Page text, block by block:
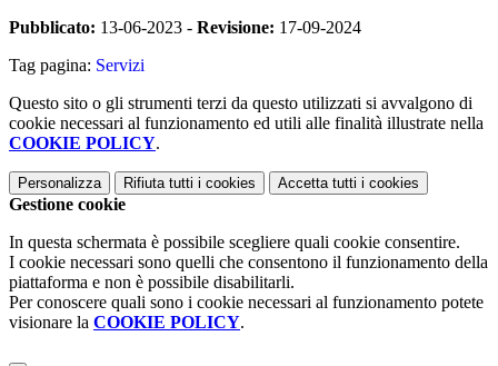
Pubblicato: 13-06-2023 - Revisione: 17-09-2024
Tag pagina: Servizi
Questo sito o gli strumenti terzi da questo utilizzati si avvalgono di
cookie necessari al funzionamento ed utili alle finalità illustrate nella
COOKIE POLICY.
Personalizza Rifiuta tutti i cookies Accetta tutti i cookies
Gestione cookie
In questa schermata è possibile scegliere quali cookie consentire.
I cookie necessari sono quelli che consentono il funzionamento della
piattaforma e non è possibile disabilitarli.
Per conoscere quali sono i cookie necessari al funzionamento potete
visionare la COOKIE POLICY.